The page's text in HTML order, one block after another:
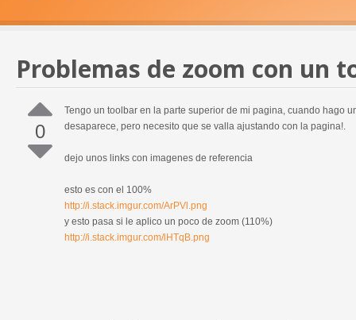
Problemas de zoom con un
0
Tengo un toolbar en la parte superior de mi pagina, cuando hago
desaparece, pero necesito que se valla ajustando con la pagina!.
dejo unos links con imagenes de referencia
esto es con el 100%
http://i.stack.imgur.com/ArPVl.png
y esto pasa si le aplico un poco de zoom (110%)
http://i.stack.imgur.com/lHTqB.png